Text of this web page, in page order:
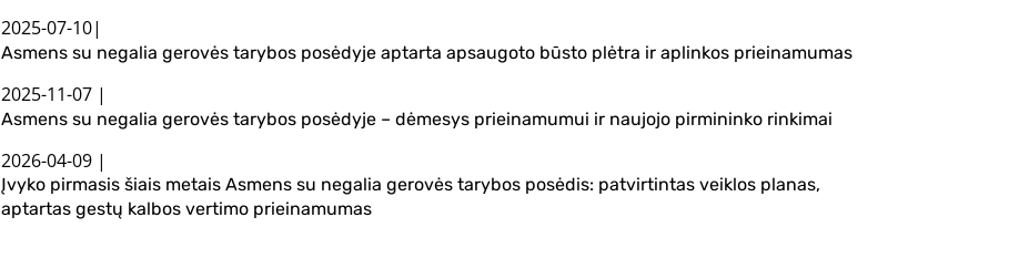
2025-07-10|
Asmens su negalia gerovės tarybos posėdyje aptarta apsaugoto būsto plėtra ir aplinkos prieinamumas
2025-11-07 |
Asmens su negalia gerovės tarybos posėdyje – dėmesys prieinamumui ir naujojo pirmininko rinkimai
2026-04-09 |
Įvyko pirmasis šiais metais Asmens su negalia gerovės tarybos posėdis: patvirtintas veiklos planas,
aptartas gestų kalbos vertimo prieinamumas